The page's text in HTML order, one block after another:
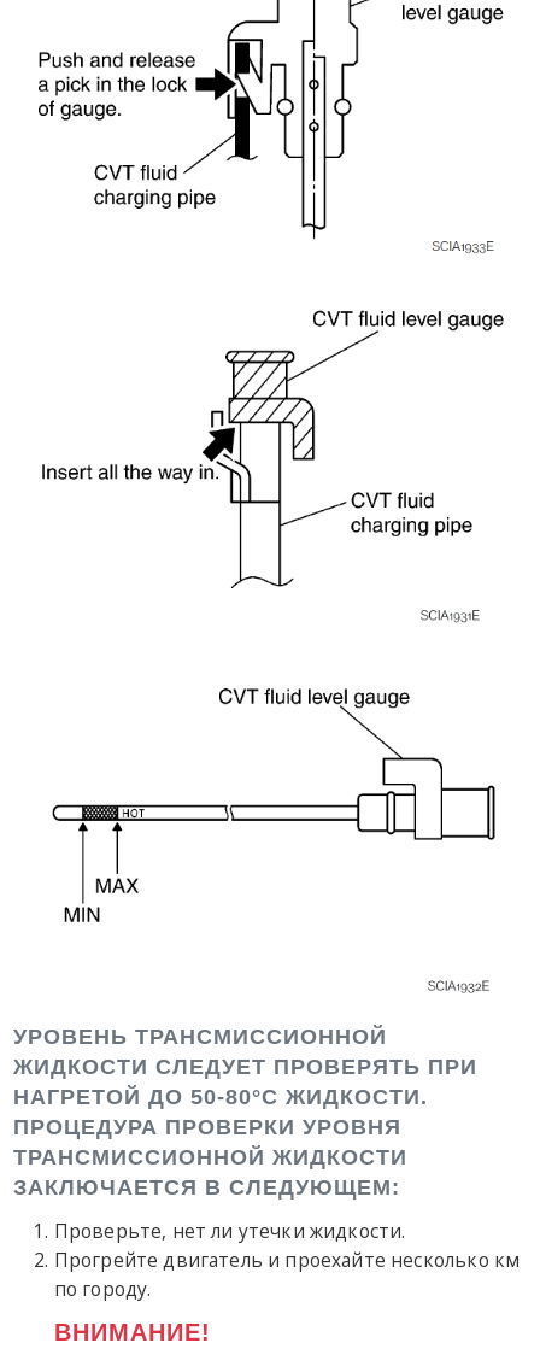
УРОВЕНЬ ТРАНСМИССИОННОЙ
ЖИДКОСТИ СЛЕДУЕТ ПРОВЕРЯТЬ ПРИ
НАГРЕТОЙ ДО 50-80°C ЖИДКОСТИ.
ПРОЦЕДУРА ПРОВЕРКИ УРОВНЯ
ТРАНСМИССИОННОЙ ЖИДКОСТИ
ЗАКЛЮЧАЕТСЯ В СЛЕДУЮЩЕМ:
Проверьте, нет ли утечки жидкости.
Прогрейте двигатель и проехайте несколько км
по городу.
ВНИМАНИЕ!